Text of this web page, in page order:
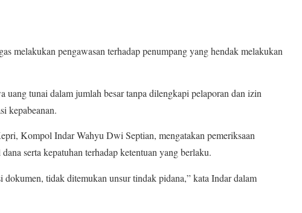
melakukan pengawasan terhadap penumpang yang hendak melakukan
uang tunai dalam jumlah besar tanpa dilengkapi pelaporan dan izin
kepabeanan.
Kompol Indar Wahyu Dwi Septian, mengatakan pemeriksaan
serta kepatuhan terhadap ketentuan yang berlaku.
tidak ditemukan unsur tindak pidana,” kata Indar dalam